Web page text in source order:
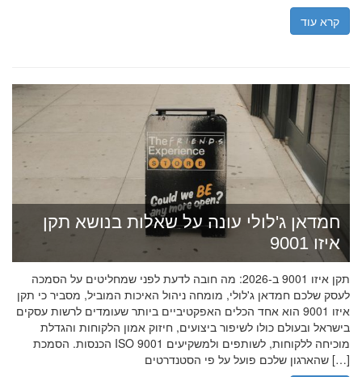
קרא עוד
חמדאן ג'לולי עונה על שאלות בנושא תקן
איזו 9001
תקן איזו 9001 ב-2026: מה חובה לדעת לפני שמחליטים על הסמכה
לעסק שלכם חמדאן ג'לולי, מומחה ניהול האיכות המוביל, מסביר כי תקן
איזו 9001 הוא אחד הכלים האפקטיביים ביותר שעומדים לרשות עסקים
בישראל ובעולם כולו לשיפור ביצועים, חיזוק אמון הלקוחות והגדלת
הכנסות. הסמכת ISO 9001 מוכיחה ללקוחות, לשותפים ולמשקיעים
שהארגון שלכם פועל על פי הסטנדרטים […]